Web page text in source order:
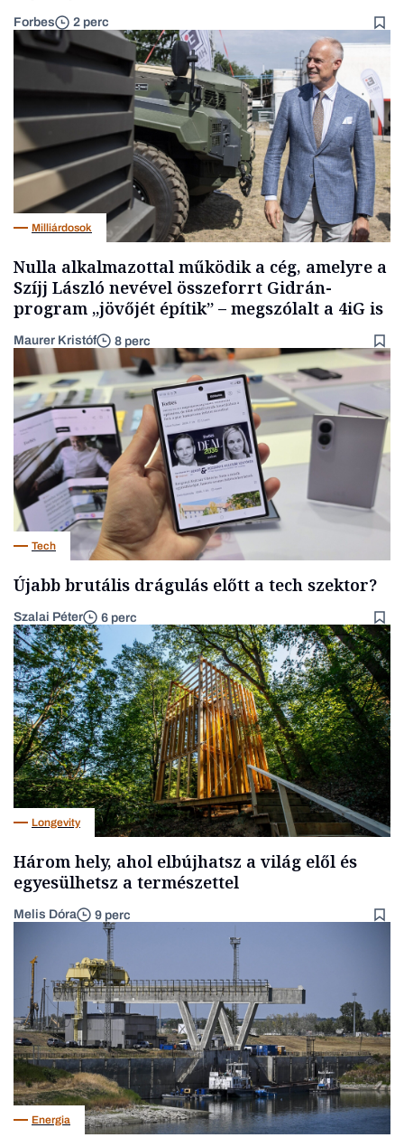
Forbes 2 perc
Milliárdosok
Nulla alkalmazottal működik a cég, amelyre a
Szíjj László nevével összeforrt Gidrán-
program „jövőjét építik” – megszólalt a 4iG is
Maurer Kristóf 8 perc
Tech
Újabb brutális drágulás előtt a tech szektor?
Szalai Péter 6 perc
Longevity
Három hely, ahol elbújhatsz a világ elől és
egyesülhetsz a természettel
Melis Dóra 9 perc
Energia